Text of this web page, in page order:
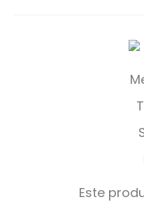
Este